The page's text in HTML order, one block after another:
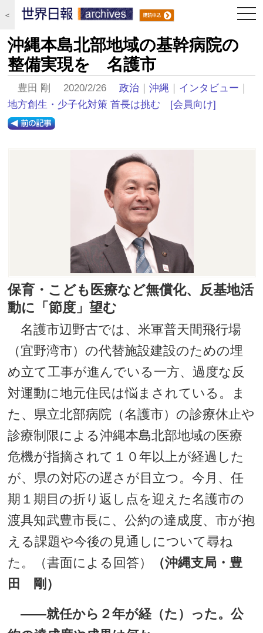
＜
沖縄本島北部地域の基幹病院の
整備実現を 名護市
豊田 剛 2020/2/26政治 ｜沖縄 ｜ インタビュー ｜
地方創生・少子化対策 首長は挑む
[会員向け]
保育・こども医療など無償化、反基地活
動に「節度」望む
名護市辺野古では、米軍普天間飛行場
（宜野湾市）の代替施設建設のための埋
め立て工事が進んでいる一方、過度な反
対運動に地元住民は悩まされている。ま
た、県立北部病院（名護市）の診療休止や
診療制限による沖縄本島北部地域の医療
危機が指摘されて１０年以上が経過した
が、県の対応の遅さが目立つ。今月、任
期１期目の折り返し点を迎えた名護市の
渡具知武豊市長に、公約の達成度、市が抱
える課題や今後の見通しについて尋ね
た。（書面による回答）
（沖縄支局・豊
田 剛）
――就任から２年が経（た）った。公